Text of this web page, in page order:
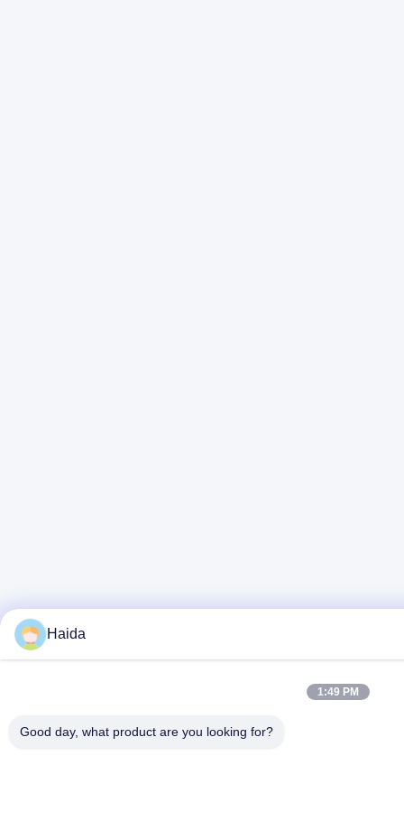
Haida
1:49 PM
Good day, what product are you looking for?